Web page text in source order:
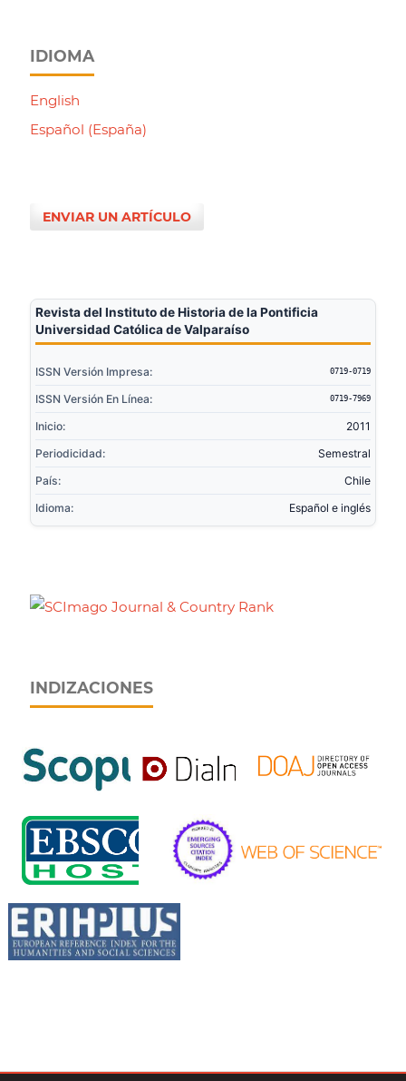
IDIOMA
English
Español (España)
ENVIAR UN ARTÍCULO
Revista del Instituto de Historia de la Pontificia
Universidad Católica de Valparaíso
ISSN Versión Impresa: 0719-0719
ISSN Versión En Línea: 0719-7969
Inicio:
2011
Periodicidad:
Semestral
País:
Chile
Idioma:
Español e inglés
INDIZACIONES